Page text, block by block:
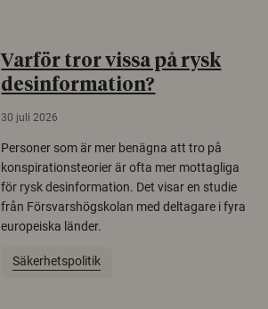
Varför tror vissa på rysk
desinformation?
30 juli 2026
Personer som är mer benägna att tro på
konspirationsteorier är ofta mer mottagliga
för rysk desinformation. Det visar en studie
från Försvarshögskolan med deltagare i fyra
europeiska länder.
Säkerhetspolitik